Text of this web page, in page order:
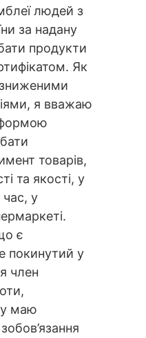
людей з
за надану
продукти
Як
я вважаю
товарів,
та якості, у
у
є
покинутий у
член
маю